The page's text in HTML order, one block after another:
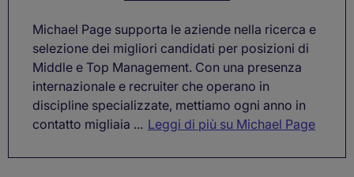
Michael Page supporta le aziende nella ricerca e
selezione dei migliori candidati per posizioni di
Middle e Top Management. Con una presenza
internazionale e recruiter che operano in
discipline specializzate, mettiamo ogni anno in
contatto migliaia ... Leggi di più su Michael Page